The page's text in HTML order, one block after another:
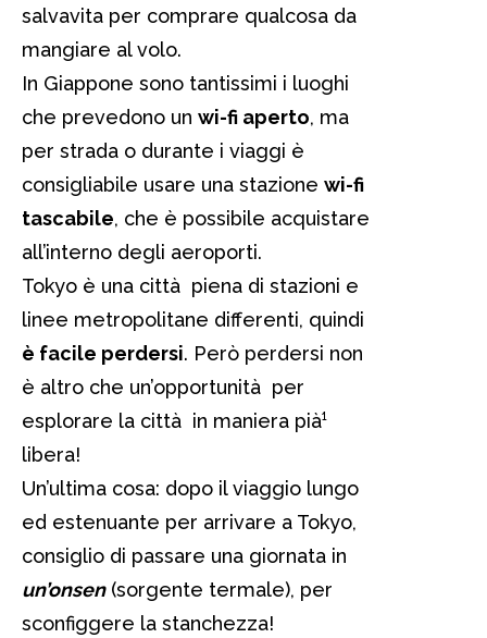
salvavita per comprare qualcosa da
mangiare al volo.
In Giappone sono tantissimi i luoghi
che prevedono un wi-fi aperto, ma
per strada o durante i viaggi è
consigliabile usare una stazione wi-fi
tascabile, che è possibile acquistare
all’interno degli aeroporti.
Tokyo è una città piena di stazioni e
linee metropolitane differenti, quindi
è facile perdersi. Però perdersi non
è altro che un’opportunità per
esplorare la città in maniera pià¹
libera!
Un’ultima cosa: dopo il viaggio lungo
ed estenuante per arrivare a Tokyo,
consiglio di passare una giornata in
un’onsen (sorgente termale), per
sconfiggere la stanchezza!